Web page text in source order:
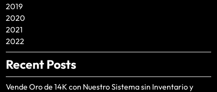
2019
2020
2021
2022
Recent Posts
Vende Oro de 14K con Nuestro Sistema sin Inventario y